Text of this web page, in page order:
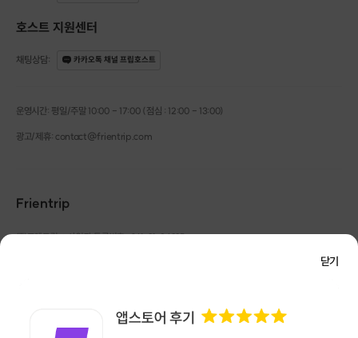
닫기
호스트 지원센터
채팅상담: 카카오톡 채널 프립호스트
운영시간: 평일/주말 10:00 - 17:00 (점심 : 12:00 - 13:00)
광고/제휴: contact@frientrip.com
Frientrip
㈜프렌트립 | 사업자 등록번호 : 261-81-04385
대해 ㈜프렌트립은 일체의 책임을 지지 않습니다.
NICEPAY 안전거래 서비스 : 고객님의 안전거래를 위해 현금 결제 시, 저희 사이트에서 가입한